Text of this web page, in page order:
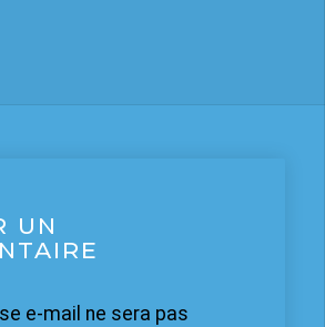
UN
e-mail ne sera pas